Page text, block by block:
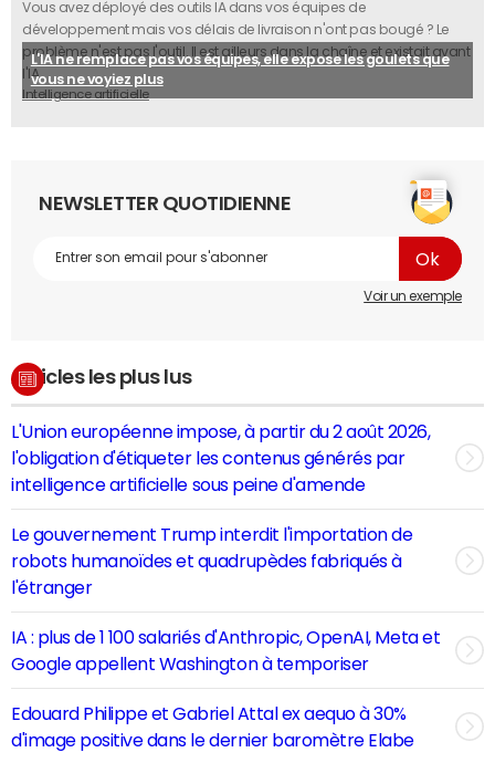
L'IA ne remplace pas vos équipes, elle expose les goulets que
vous ne voyiez plus
Vous avez déployé des outils IA dans vos équipes de
développement mais vos délais de livraison n'ont pas bougé ? Le
problème n'est pas l'outil. Il est ailleurs dans la chaîne et existait avant
l'IA.
Intelligence artificielle
NEWSLETTER QUOTIDIENNE
Voir un exemple
Articles les plus lus
L'Union européenne impose, à partir du 2 août 2026,
l'obligation d'étiqueter les contenus générés par
intelligence artificielle sous peine d'amende
Le gouvernement Trump interdit l'importation de
robots humanoïdes et quadrupèdes fabriqués à
l'étranger
IA : plus de 1 100 salariés d'Anthropic, OpenAI, Meta et
Google appellent Washington à temporiser
Edouard Philippe et Gabriel Attal ex aequo à 30%
d'image positive dans le dernier baromètre Elabe